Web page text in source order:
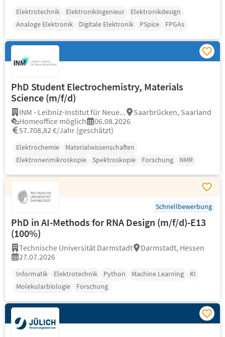
Elektrotechnik Elektronikingenieur
Elektronikdesign
Analoge Elektronik
Digitale Elektronik PSpice FPGAs
PhD Student Electrochemistry, Materials
Science (m/f/d)
INM - Leibniz-Institut für Neue...
Saarbrücken, Saarland
Homeoffice möglich
06.08.2026
57.708,82 €/Jahr (geschätzt)
Elektrochemie
Materialwissenschaften
Elektronenmikroskopie
Spektroskopie Forschung NMR
Schnellbewerbung
PhD in AI-Methods for RNA Design (m/f/d)-E13
(100%)
Technische Universität Darmstadt
Darmstadt, Hessen
27.07.2026
Informatik Elektrotechnik Python Machine Learning
KI
Molekularbiologie
Forschung